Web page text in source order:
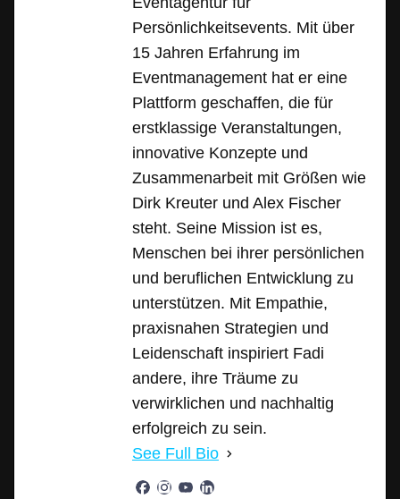
Persönlichkeitsevents. Mit über
15 Jahren Erfahrung im
Eventmanagement hat er eine
Plattform geschaffen, die für
erstklassige Veranstaltungen,
innovative Konzepte und
Zusammenarbeit mit Größen wie
Dirk Kreuter und Alex Fischer
steht. Seine Mission ist es,
Menschen bei ihrer persönlichen
und beruflichen Entwicklung zu
unterstützen. Mit Empathie,
praxisnahen Strategien und
Leidenschaft inspiriert Fadi
andere, ihre Träume zu
verwirklichen und nachhaltig
erfolgreich zu sein.
See Full Bio